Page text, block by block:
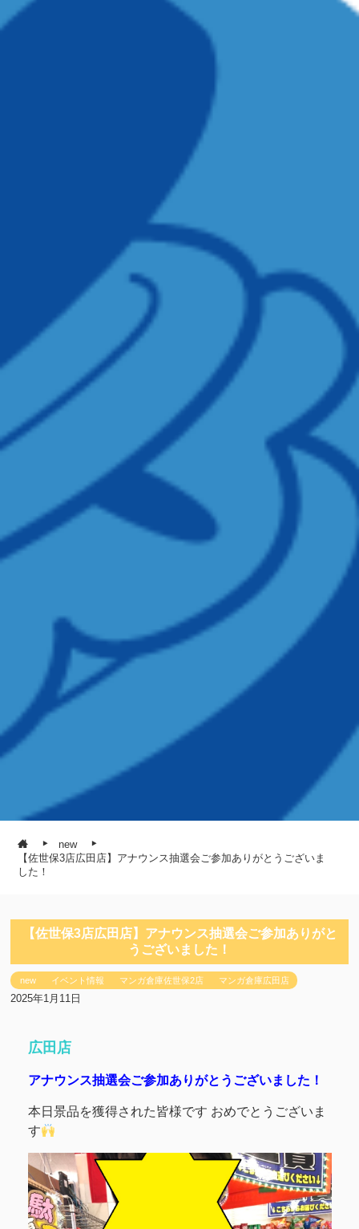
new
【佐世保3店広田店】アナウンス抽選会ご参加ありがとうございま
した！
【佐世保3店広田店】アナウンス抽選会ご参加ありがと
うございました！
new イベント情報 マンガ倉庫佐世保2店 マンガ倉庫広田店
2025年1月11日
広田店
アナウンス抽選会ご参加ありがとうございました！
本日景品を獲得された皆様です おめでとうございま
す